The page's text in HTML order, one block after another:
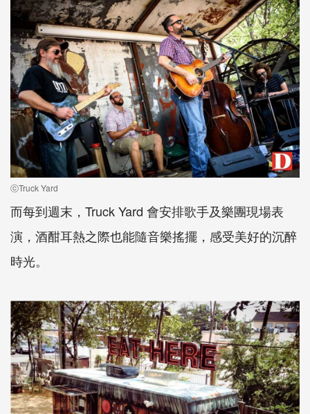
ⓒTruck Yard
而每到週末，Truck Yard 會安排歌手及樂團現場表
演，酒酣耳熱之際也能隨音樂搖擺，感受美好的沉醉
時光。